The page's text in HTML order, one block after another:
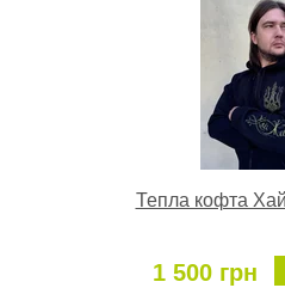
Тепла кофта
1 500 грн